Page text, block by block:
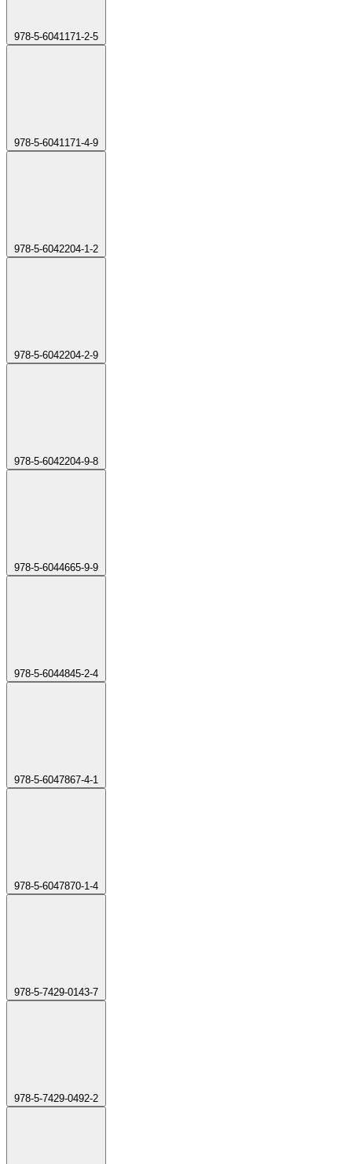
978-5-6041171-2-5
978-5-6041171-4-9
978-5-6042204-1-2
978-5-6042204-2-9
978-5-6042204-9-8
978-5-6044665-9-9
978-5-6044845-2-4
978-5-6047867-4-1
978-5-6047870-1-4
978-5-7429-0143-7
978-5-7429-0492-2